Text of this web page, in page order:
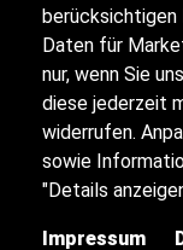
berücksichtigen
Daten für
nur, wenn Sie
diese jederzeit
widerrufen.
sowie
"Details
Impressum
Impressum
Datenschutz
Sitemap
Kontakt